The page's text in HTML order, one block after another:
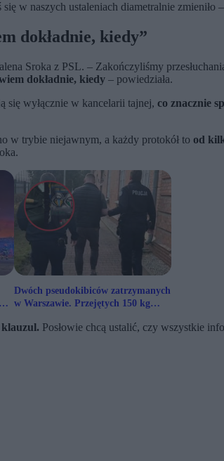
w naszych ustaleniach diametralnie zmieniło
dokładnie, kiedy”
Sroka z PSL. – Zakończyliśmy
dokładnie, kiedy – powiedziała.
się wyłącznie w kancelarii tajnej, co znacznie
w trybie niejawnym, a każdy protokół to od
Dwóch pseudokibiców zatrzymanych
w Warszawie. Przejętych 150 kg
Posłowie chcą ustalić, czy wszystkie